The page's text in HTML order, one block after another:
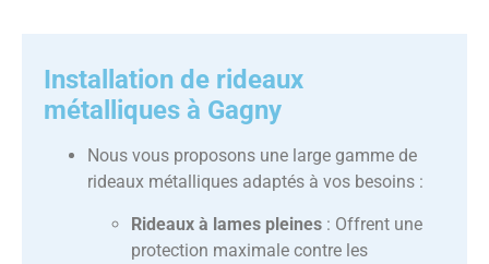
Installation de rideaux
métalliques à Gagny
Nous vous proposons une large gamme de
rideaux métalliques adaptés à vos besoins :
Rideaux à lames pleines : Offrent une
protection maximale contre les